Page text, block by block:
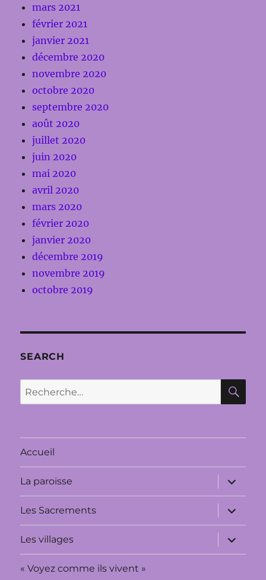
mars 2021
février 2021
janvier 2021
décembre 2020
novembre 2020
octobre 2020
septembre 2020
août 2020
juillet 2020
juin 2020
mai 2020
avril 2020
mars 2020
février 2020
janvier 2020
décembre 2019
novembre 2019
octobre 2019
SEARCH
Recherche
pour :
Accueil
La paroisse
ouvrir
le
sous-
menu
Les Sacrements
ouvrir
le
sous-
menu
Les villages
ouvrir
le
sous-
« Voyez comme ils vivent »